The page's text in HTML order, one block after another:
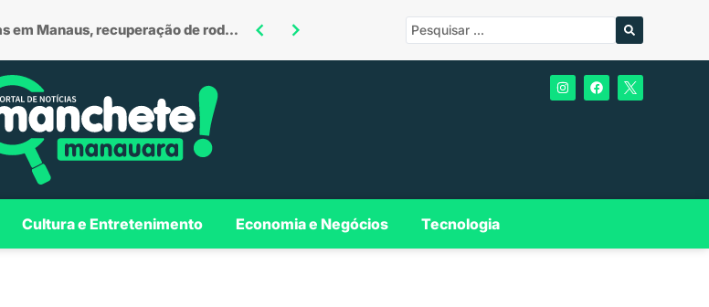
Omar defende investimentos em Borba para consolidar município como polo regional no MadeiraEncontro dos Bumbás leva o espetáculo cultural de Parintins para São Paulo em edição histórica
Cultura e Entretenimento Economia e Negócios Tecnologia